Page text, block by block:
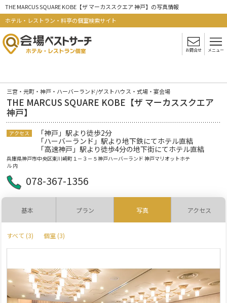
THE MARCUS SQUARE KOBE【ザ マーカススクエア 神戸】の写真情報
ホテル・レストラン・料亭の個室検索サイト
お問合せ メニュー
三宮・元町・神戸・ハーバーランド/ゲストハウス・式場・宴会場
THE MARCUS SQUARE KOBE【ザ マーカススクエア
神戸】
アクセス
「神戸」駅より徒歩2分
「ハーバーランド」駅より地下鉄にてホテル直結
「高速神戸」駅より徒歩4分の地下街にてホテル直結
兵庫県神戸市中央区東川崎町１－３－５神戸ハーバーランド 神戸マリオットホテ
ル 内
078-367-1356
基本 プラン 写真 アクセス
すべて (3) 個室 (3)